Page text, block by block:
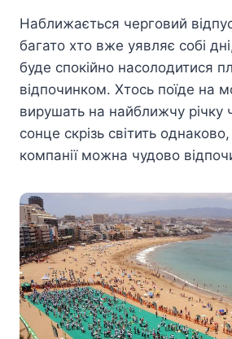
Наближається черговий
багато хто вже уявляє собі
буде спокійно насолодитися
відпочинком. Хтось поїде на
вирушать на найближчу річку
сонце скрізь світить
компанії можна чудово